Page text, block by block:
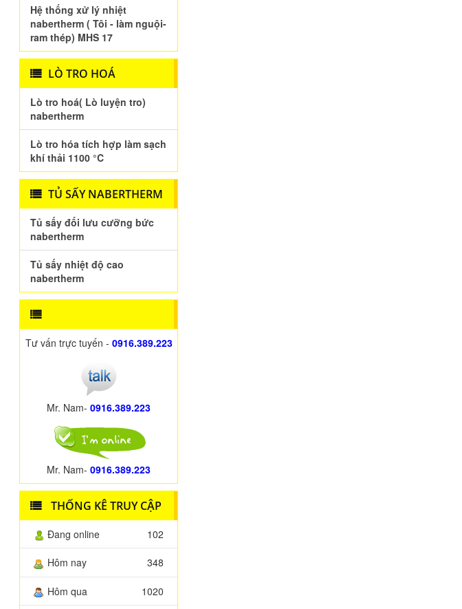
Hệ thống xử lý nhiệt
nabertherm ( Tôi - làm nguội-
ram thép) MHS 17
LÒ TRO HOÁ
Lò tro hoá( Lò luyện tro)
nabertherm
Lò tro hóa tích hợp làm sạch
khí thải 1100 °C
TỦ SẤY NABERTHERM
Tủ sấy đối lưu cưỡng bức
nabertherm
Tủ sấy nhiệt độ cao
nabertherm
Tư vấn trực tuyến - 0916.389.223
Mr. Nam-0916.389.223
Mr. Nam-0916.389.223
THỐNG KÊ TRUY CẬP
Đang online 102
Hôm nay 348
Hôm qua 1020